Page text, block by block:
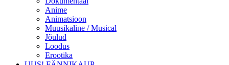
Anime
Animatsioon
Muusikaline / Musical
Jõulud
Loodus
Erootika